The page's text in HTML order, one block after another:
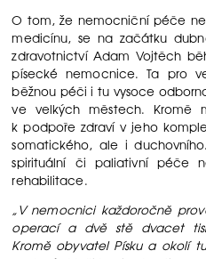
O tom, že nemocniční péče
medicínu, se na začátku
zdravotnictví Adam Vojtěch
písecké nemocnice. Ta pro
běžnou péči i tu vysoce
ve velkých městech. Kromě
k podpoře zdraví v jeho
somatického, ale i
spirituální či paliativní péče
rehabilitace.
„V nemocnici každoročně
operací a dvě stě dvacet
Kromě obyvatel Písku a okolí